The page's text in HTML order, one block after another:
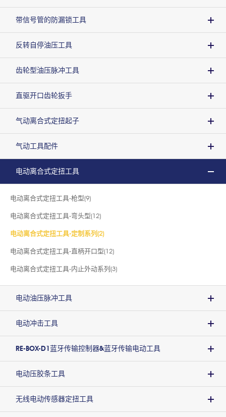
带信号管的防漏锁工具
反转自停油压工具
齿轮型油压脉冲工具
直驱开口齿轮扳手
气动离合式定扭起子
气动工具配件
电动离合式定扭工具
电动离合式定扭工具-枪型(9)
电动离合式定扭工具-弯头型(12)
电动离合式定扭工具-定制系列(2)
电动离合式定扭工具-直柄开口型(12)
电动离合式定扭工具-内止外动系列(3)
电动油压脉冲工具
电动冲击工具
RE-BOX-D1蓝牙传输控制器&蓝牙传输电动工具
电动压胶条工具
无线电动传感器定扭工具